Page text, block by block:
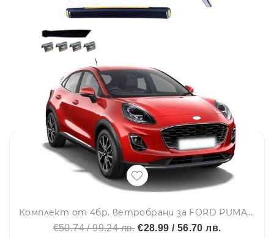
Комплект от 4бр. ветробрани за FORD PUMA 2020 г. +
€50.74 / 99.24 лв.€28.99 / 56.70 лв.